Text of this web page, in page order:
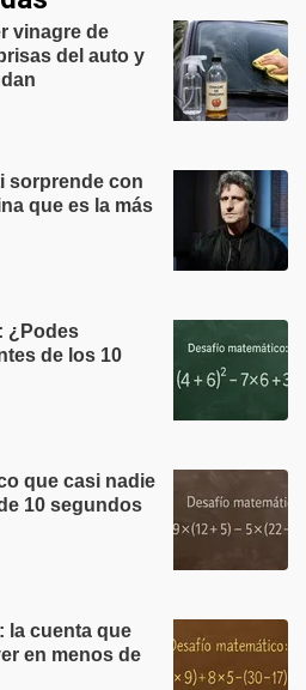
vinagre de
del auto y
sorprende con
que es la más
¿Podes
de los 10
que casi nadie
10 segundos
la cuenta que
en menos de